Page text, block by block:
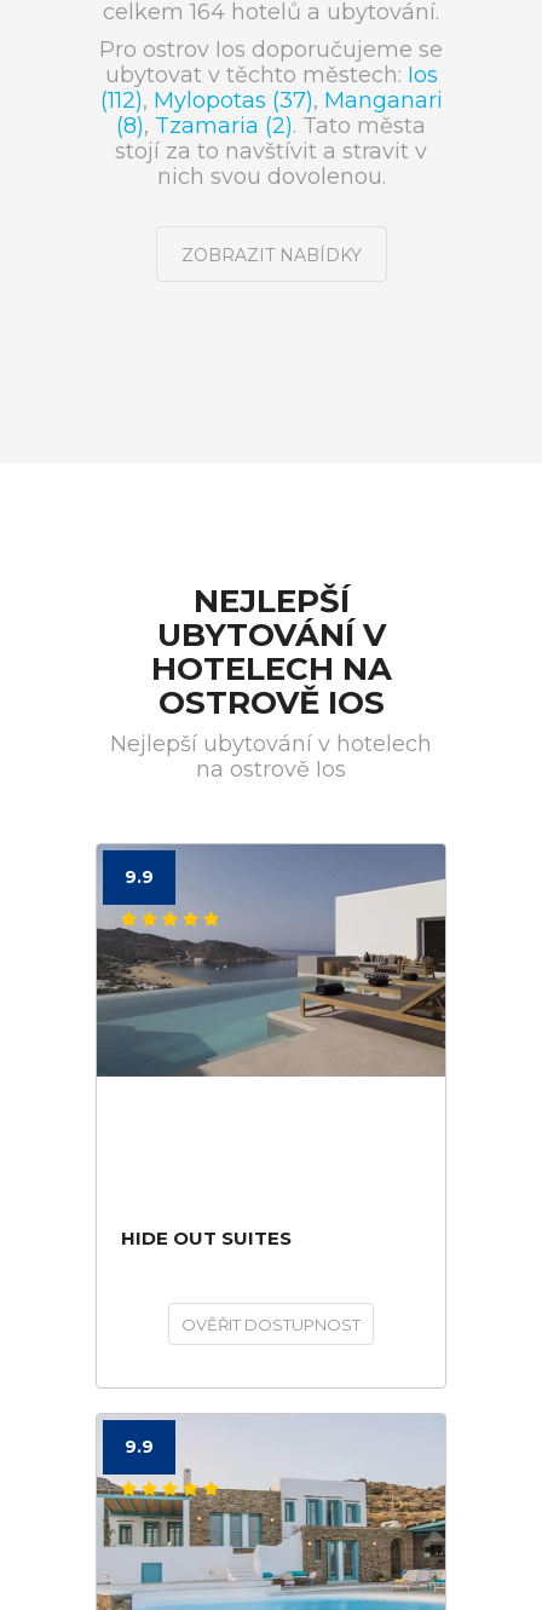
celkem 164 hotelů a ubytování.
Pro ostrov Ios doporučujeme se
ubytovat v těchto městech: Ios
(112), Mylopotas (37), Manganari
(8), Tzamaria (2). Tato města
stojí za to navštívit a stravit v
nich svou dovolenou.
ZOBRAZIT NABÍDKY
NEJLEPŠÍ
UBYTOVÁNÍ V
HOTELECH NA
OSTROVĚ IOS
Nejlepší ubytování v hotelech
na ostrově Ios
9.9
HIDE OUT SUITES
OVĚŘIT DOSTUPNOST
9.9